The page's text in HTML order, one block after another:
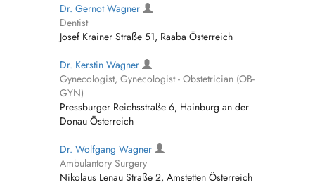
Dr. Gernot Wagner
Dentist
Josef Krainer Straße 51, Raaba Österreich
Dr. Kerstin Wagner
Gynecologist, Gynecologist - Obstetrician (OB-
GYN)
Pressburger Reichsstraße 6, Hainburg an der
Donau Österreich
Dr. Wolfgang Wagner
Ambulantory Surgery
Nikolaus Lenau Straße 2, Amstetten Österreich